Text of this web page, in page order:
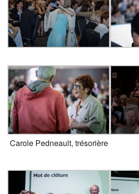
Carole Pedneault, trésorière